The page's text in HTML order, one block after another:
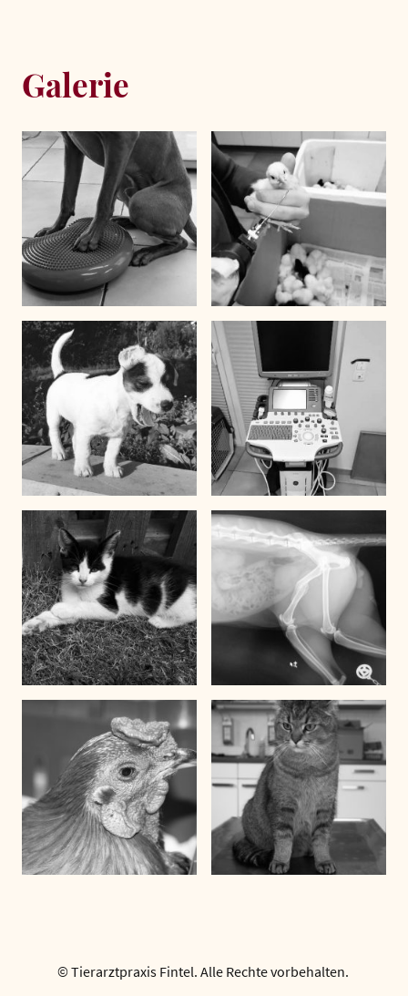
Galerie
© Tierarztpraxis Fintel. Alle Rechte vorbehalten.